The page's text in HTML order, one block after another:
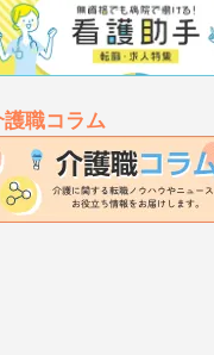
護職コラム